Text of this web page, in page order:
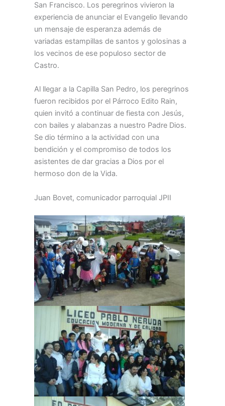
San Francisco. Los peregrinos vivieron la
experiencia de anunciar el Evangelio llevando
un mensaje de esperanza además de
variadas estampillas de santos y golosinas a
los vecinos de ese populoso sector de
Castro.
Al llegar a la Capilla San Pedro, los peregrinos
fueron recibidos por el Párroco Edito Rain,
quien invitó a continuar de fiesta con Jesús,
con bailes y alabanzas a nuestro Padre Dios.
Se dio término a la actividad con una
bendición y el compromiso de todos los
asistentes de dar gracias a Dios por el
hermoso don de la Vida.
Juan Bovet, comunicador parroquial JPII